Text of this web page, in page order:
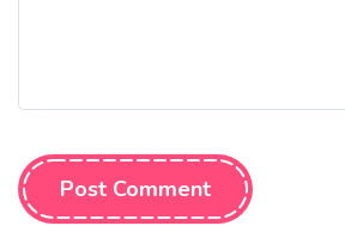
Post Comment